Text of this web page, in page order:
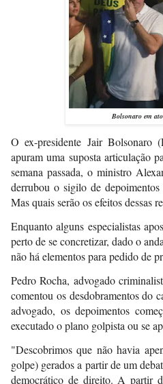
Bolsonaro em
O ex-presidente Jair Bolsonaro
apuram uma suposta articulação
semana passada, o ministro
derrubou o sigilo de
Mas quais serão os efeitos dessas
Enquanto alguns especialistas
perto de se concretizar, dado o
não há elementos para pedido de
Pedro Rocha, advogado
comentou os desdobramentos do
advogado, os depoimentos
executado o plano golpista ou se
"Descobrimos que não havia
golpe) gerados a partir de um
democrático de direito. A partir